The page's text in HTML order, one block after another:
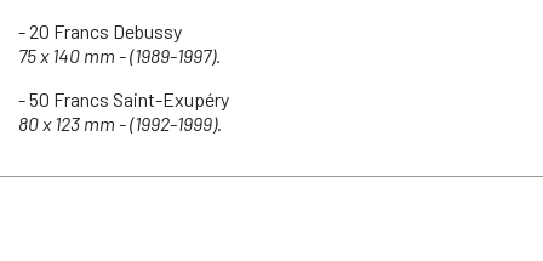
- 20 Francs Debussy
75 x 140 mm - (1989-1997).
- 50 Francs Saint-Exupéry
80 x 123 mm - (1992-1999).